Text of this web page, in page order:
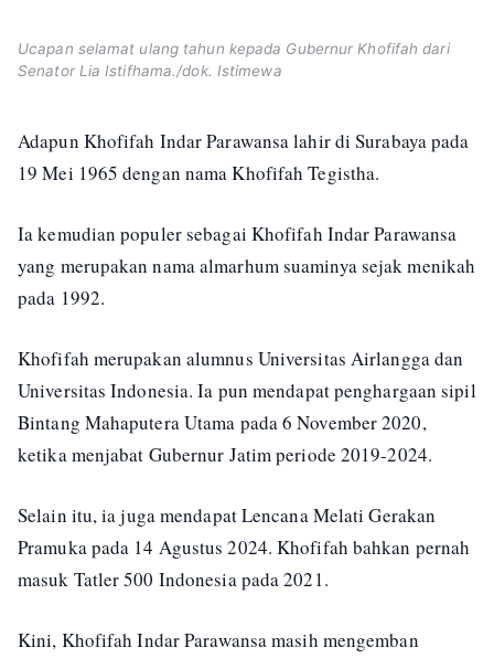
Ucapan selamat ulang tahun kepada Gubernur Khofifah dari
Senator Lia Istifhama./dok. Istimewa
Adapun Khofifah Indar Parawansa lahir di Surabaya pada
19 Mei 1965 dengan nama Khofifah Tegistha.
Ia kemudian populer sebagai Khofifah Indar Parawansa
yang merupakan nama almarhum suaminya sejak menikah
pada 1992.
Khofifah merupakan alumnus Universitas Airlangga dan
Universitas Indonesia. Ia pun mendapat penghargaan sipil
Bintang Mahaputera Utama pada 6 November 2020,
ketika menjabat Gubernur Jatim periode 2019-2024.
Selain itu, ia juga mendapat Lencana Melati Gerakan
Pramuka pada 14 Agustus 2024. Khofifah bahkan pernah
masuk Tatler 500 Indonesia pada 2021.
Kini, Khofifah Indar Parawansa masih mengemban